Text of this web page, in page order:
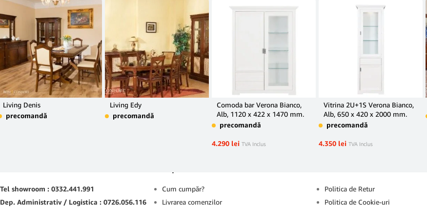
Living Denis
precomandă
Living Edy
precomandă
Comoda bar Verona Bianco,
Alb, 1120 x 422 x 1470 mm.
precomandă
4.290 lei TVA Inclus
Vitrina 2U+1S Verona Bianco,
Alb, 650 x 420 x 2000 mm.
precomandă
4.350 lei TVA Inclus
Tel showroom : 0332.441.991
Dep. Administrativ / Logistica : 0726.056.116
Cum cumpăr?
Livrarea comenzilor
Politica de Retur
Politica de Cookie-uri